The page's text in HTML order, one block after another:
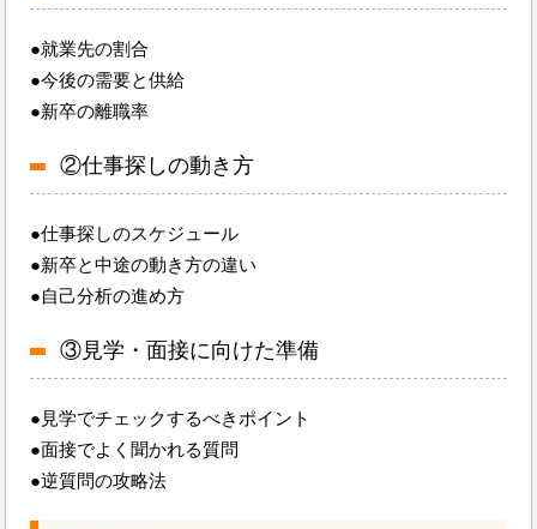
●就業先の割合
●今後の需要と供給
●新卒の離職率
②仕事探しの動き方
●仕事探しのスケジュール
●新卒と中途の動き方の違い
●自己分析の進め方
③見学・面接に向けた準備
●見学でチェックするべきポイント
●面接でよく聞かれる質問
●逆質問の攻略法